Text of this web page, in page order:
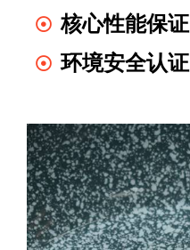
核心性能保证
环境安全认证